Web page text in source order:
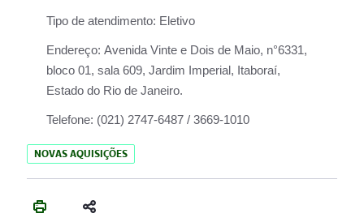
Tipo de atendimento: Eletivo
Endereço: Avenida Vinte e Dois de Maio, n°6331,
bloco 01, sala 609, Jardim Imperial, Itaboraí,
Estado do Rio de Janeiro.
Telefone: (021) 2747-6487 / 3669-1010
NOVAS AQUISIÇÕES